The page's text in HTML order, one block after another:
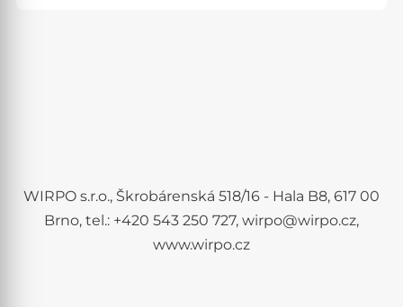
WIRPO s.r.o., Škrobárenská 518/16 - Hala B8, 617 00
Brno, tel.: +420 543 250 727, wirpo@wirpo.cz,
www.wirpo.cz